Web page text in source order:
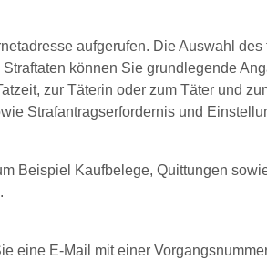
aufgerufen. Die Auswahl
können Sie grundlegende
zur Täterin oder zum Täter und
Strafantragserfordernis und
Beispiel Kaufbelege, Quittungen
eine E-Mail mit einer